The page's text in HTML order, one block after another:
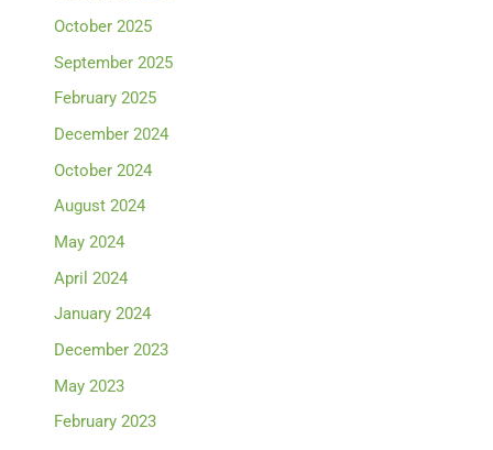
October 2025
September 2025
February 2025
December 2024
October 2024
August 2024
May 2024
April 2024
January 2024
December 2023
May 2023
February 2023